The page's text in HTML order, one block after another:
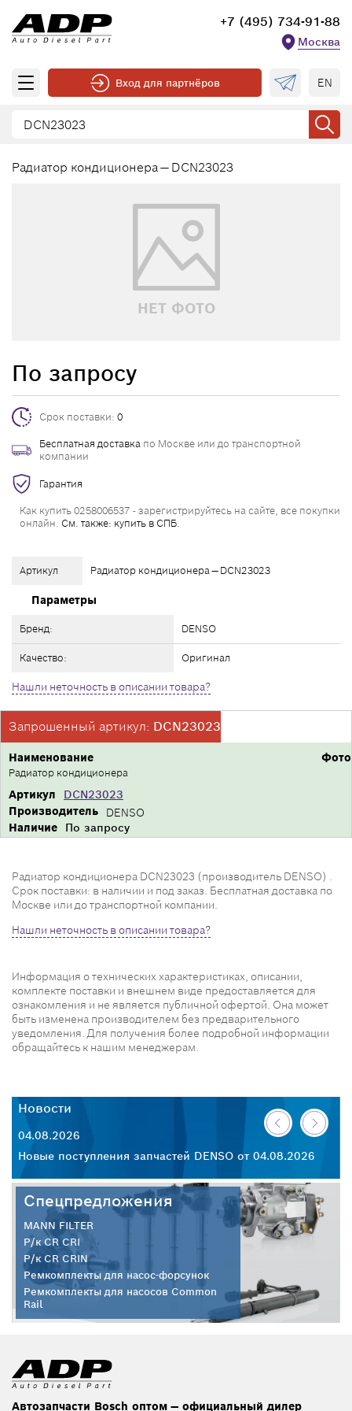
+7 (495) 734-91-88
Москва
Вход для партнёров EN
Радиатор кондиционера — DCN23023
НЕТ ФОТО
Артикул Радиатор кондиционера — DCN23023
Параметры
Бренд: DENSO
Качество: Оригинал
Нашли неточность в описании товара?
По запросу
Срок поставки: 0
Бесплатная доставка по Москве или до транспортной
компании
Гарантия
Как купить 0258006537 - зарегистрируйтесь на сайте, все покупки
онлайн. См. также: купить в СПБ.
Запрошенный артикул: DCN23023
Фото
Производитель DENSO
Артикул DCN23023
Наименование
Радиатор кондиционера
Наличие По запросу
Радиатор кондиционера DCN23023 (производитель DENSO) .
Срок поставки: в наличии и под заказ. Бесплатная доставка по
Москве или до транспортной компании.
Нашли неточность в описании товара?
Информация о технических характеристиках, описании,
комплекте поставки и внешнем виде предоставляется для
ознакомления и не является публичной офертой. Она может
быть изменена производителем без предварительного
уведомления. Для получения более подробной информации
обращайтесь к нашим менеджерам.
Новости
04.08.2026
Новые поступления запчастей DENSO от 04.08.2026
Спецпредложения
MANN FILTER
Р/к CR CRI
Р/к CR CRIN
Ремкомплекты для насос-форсунок
Ремкомплекты для насосов Common
Rail
Автозапчасти Bosch оптом — официальный дилер